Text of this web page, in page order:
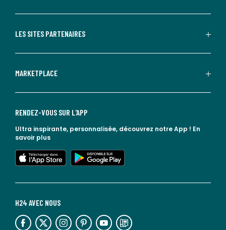
LES SITES PARTENAIRES
MARKETPLACE
H24 AVEC NOUS
lien vers l'espace réseaux sociaux lien vers l'espace réseaux sociaux lien vers l'espace réseaux sociaux lien vers l'espace réseaux sociaux lien vers l'espace réseaux sociaux lien vers le blog la redoute
RENDEZ-VOUS SUR L'APP
Ultra inspirante, personnalisée, découvrez notre App ! En
savoir plus
lien vers l'app store
lien vers google play